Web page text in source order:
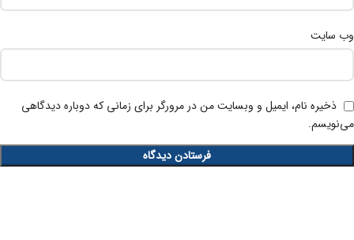
وب‌ سایت
ذخیره نام، ایمیل و وبسایت من در مرورگر برای زمانی که دوباره دیدگاهی
می‌نویسم.